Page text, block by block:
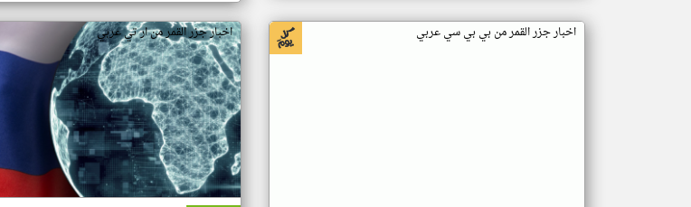
اخبار جزر القمر من بي بي سي عربي اخبار جزر القمر من ار تي عربي